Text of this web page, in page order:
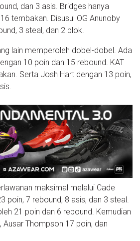
dan 3 asis. Bridges hanya
tembakan. Disusul OG Anunoby
3 steal, dan 2 blok.
lain memperoleh dobel-dobel. Ada
10 poin dan 15 rebound. KAT
Serta Josh Hart dengan 13 poin,
maksimal melalui Cade
poin, 7 rebound, 8 asis, dan 3 steal.
21 poin dan 6 rebound. Kemudian
Ausar Thompson 17 poin, dan